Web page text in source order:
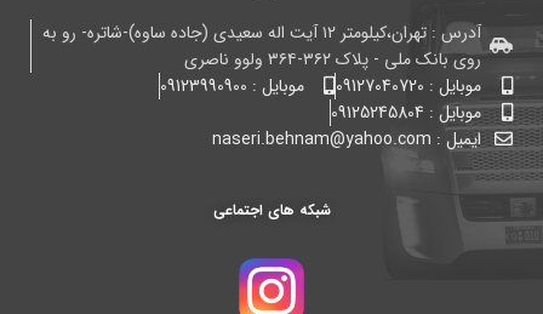
آدرس : تهران،کیلومتر ۱۲ آیت اله سعیدی (جاده ساوه)-شاتره- رو به
روی بانک ملی - پلاک ۳۶۲-۳۶۴ ولوو ناصری
موبایل : 09127040720
موبایل : 09123990900
موبایل : 09125245804
ایمیل : naseri.behnam@yahoo.com
شبکه های اجتماعی